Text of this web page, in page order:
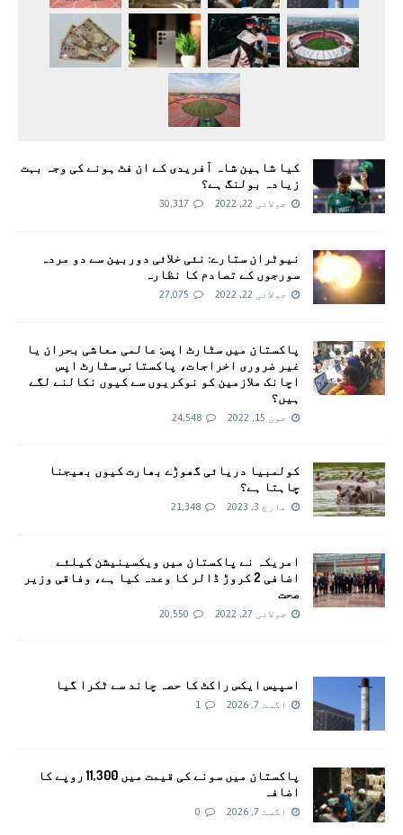
کیا شاہین شاہ آفریدی کے ان فٹ ہونے کی وجہ بہت
زیادہ بولنگ ہے؟
جولائی 22, 2022 30,317
نیوٹران ستارے: نئی خلائی دوربین سے دو مردہ
سورجوں کے تصادم کا نظارہ
جولائی 22, 2022 27,075
پاکستان میں سٹارٹ اپس: عالمی معاشی بحران یا
غیر ضروری اخراجات، پاکستانی سٹارٹ اپس
اچانک ملازمین کو نوکریوں سے کیوں نکالنے لگے
ہیں؟
جون 15, 2022 24,548
کولمبیا دریائی گھوڑے بھارت کیوں بھیجنا
چاہتا ہے؟
مارچ 3, 2023 21,348
امريکہ نے پاکستان میں ویکسینیشن کیلئے
اضافی 2 کروڑ ڈالر کا وعدہ کیا ہے، وفاقی وزیر
صحت
جولائی 27, 2022 20,550
اسپیس ایکس راکٹ کا حصہ چاند سے ٹکرا گیا
اگست 7, 2026 1
پاکستان میں سونے کی قیمت میں 11,300 روپے کا
اضافہ
اگست 7, 2026 0